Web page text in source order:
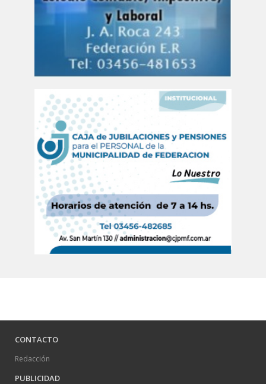
CONTACTO
Redacción
PUBLICIDAD